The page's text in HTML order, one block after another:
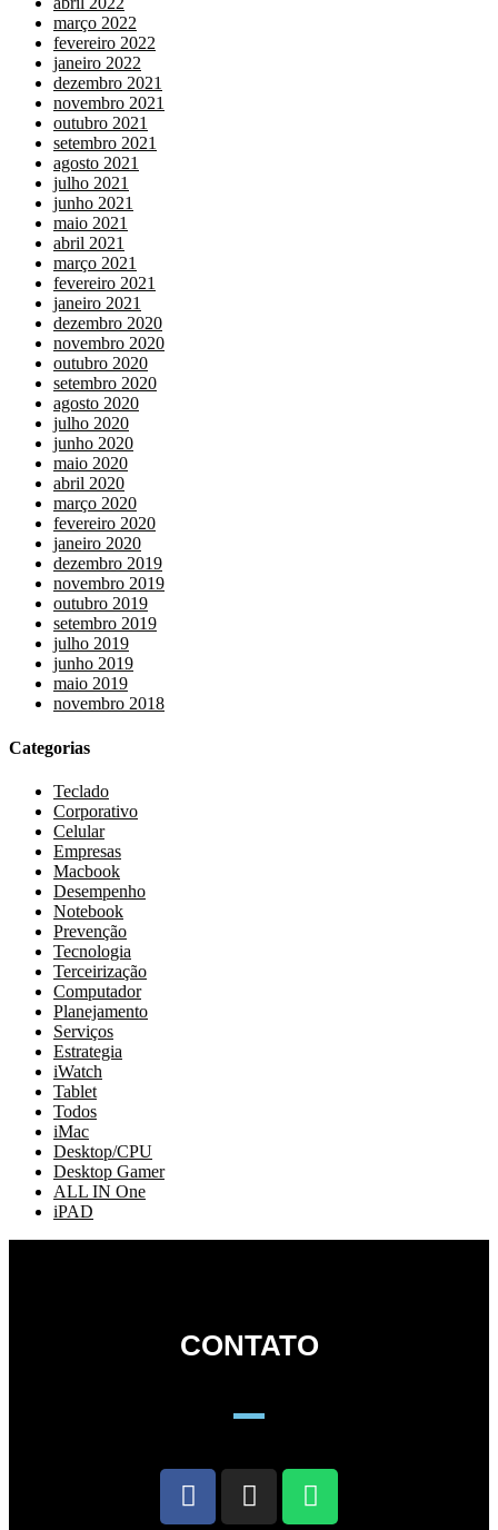
março 2022
fevereiro 2022
janeiro 2022
dezembro 2021
novembro 2021
outubro 2021
setembro 2021
agosto 2021
julho 2021
junho 2021
maio 2021
abril 2021
março 2021
fevereiro 2021
janeiro 2021
dezembro 2020
novembro 2020
outubro 2020
setembro 2020
agosto 2020
julho 2020
junho 2020
maio 2020
abril 2020
março 2020
fevereiro 2020
janeiro 2020
dezembro 2019
novembro 2019
outubro 2019
setembro 2019
julho 2019
junho 2019
maio 2019
novembro 2018
Categorias
Teclado
Corporativo
Celular
Empresas
Macbook
Desempenho
Notebook
Prevenção
Tecnologia
Terceirização
Computador
Planejamento
Serviços
Estrategia
iWatch
Tablet
Todos
iMac
Desktop/CPU
Desktop Gamer
ALL IN One
iPAD
CONTATO